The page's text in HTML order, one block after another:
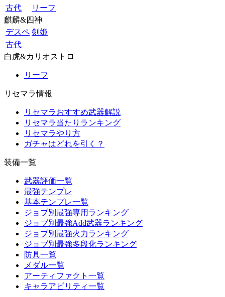
古代
リーフ
麒麟&四神
デスペ 剣姫
古代
白虎&カリオストロ
リーフ
リセマラ情報
リセマラおすすめ武器解説
リセマラ当たりランキング
リセマラやり方
ガチャはどれを引く？
装備一覧
武器評価一覧
最強テンプレ
基本テンプレ一覧
ジョブ別最強専用ランキング
ジョブ別最強Add武器ランキング
ジョブ別最強火力ランキング
ジョブ別最強多段化ランキング
防具一覧
メダル一覧
アーティファクト一覧
キャラアビリティ一覧